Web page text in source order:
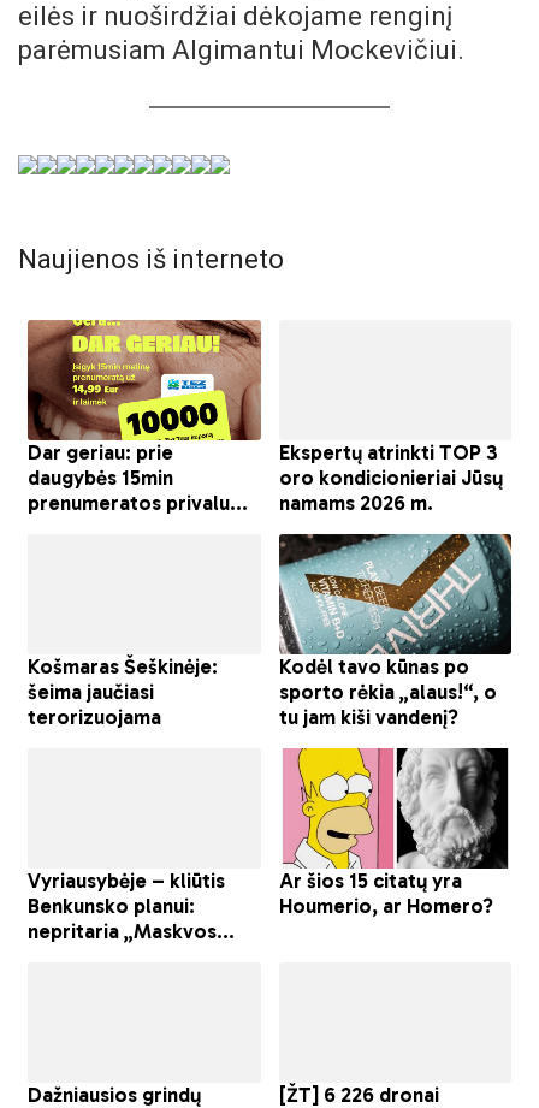
eilės ir nuoširdžiai dėkojame renginį
parėmusiam Algimantui Mockevičiui.
Naujienos iš interneto